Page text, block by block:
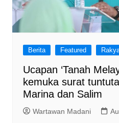
Berita Featured
Ucapan ‘Tanah
kemuka surat
Marina dan Salim
Wartawan Madani